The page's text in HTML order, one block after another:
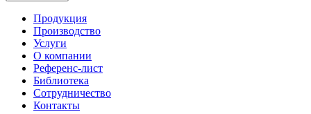
Продукция
Производство
Услуги
О компании
Референс-лист
Библиотека
Сотрудничество
Контакты